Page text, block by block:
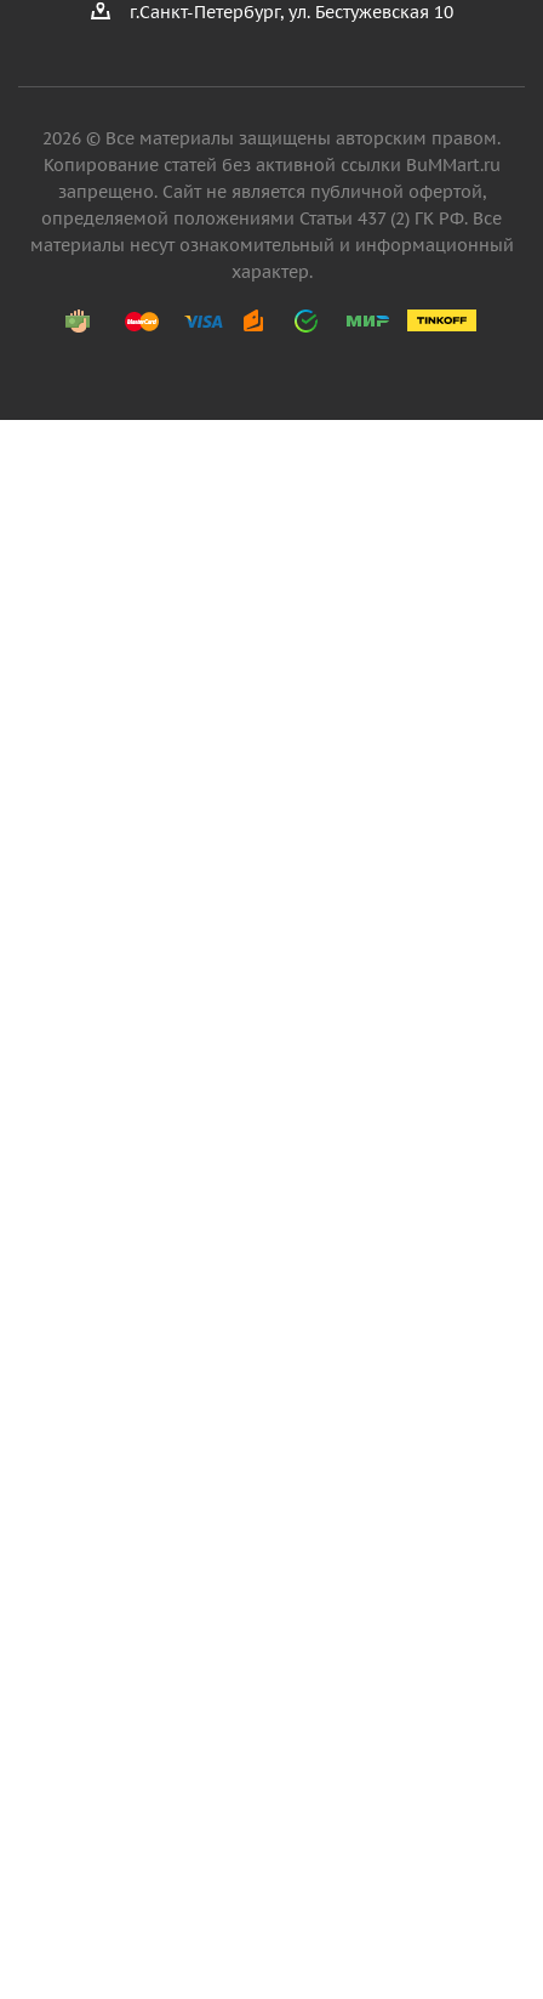
г.Санкт-Петербург, ул. Бестужевская 10
2026 © Все материалы защищены авторским правом.
Копирование статей без активной ссылки BuMMart.ru
запрещено. Сайт не является публичной офертой,
определяемой положениями Статьи 437 (2) ГК РФ. Все
материалы несут ознакомительный и информационный
характер.